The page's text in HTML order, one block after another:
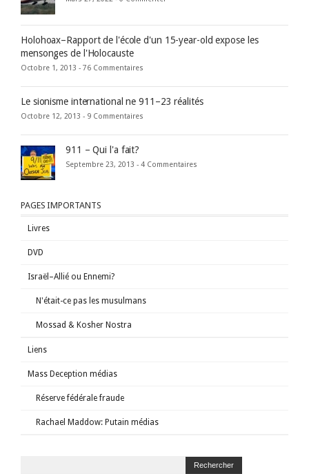
Holohoax–Rapport de l'école d'un 15-year-old expose les
mensonges de l'Holocauste
Octobre 1, 2013 - 76 Commentaires
Le sionisme international ne 911–23 réalités
Octobre 12, 2013 - 9 Commentaires
911 – Qui l'a fait?
Septembre 23, 2013 - 4 Commentaires
PAGES IMPORTANTS
Livres
DVD
Israël–Allié ou Ennemi?
N'était-ce pas les musulmans
Mossad & Kosher Nostra
Liens
Mass Deception médias
Réserve fédérale fraude
Rachael Maddow: Putain médias